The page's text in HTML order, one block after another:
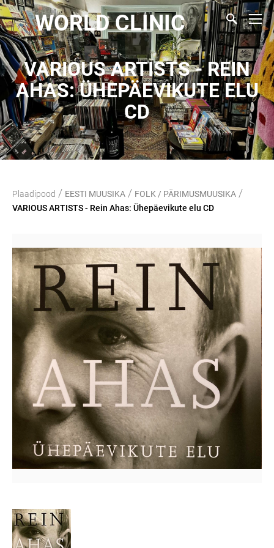
WORLD CLINIC
VARIOUS ARTISTS - REIN
AHAS: ÜHEPÄEVIKUTE ELU
CD
Plaadipood / EESTI MUUSIKA / FOLK / PÄRIMUSMUUSIKA /
VARIOUS ARTISTS - Rein Ahas: Ühepäevikute elu CD